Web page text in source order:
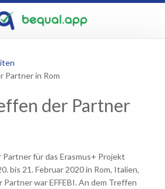
Partner in Rom
der Partner
für das Erasmus+ Projekt
bis 21. Februar 2020 in Rom, Italien,
war EFFEBI. An dem Treffen